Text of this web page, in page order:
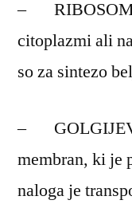
–
citoplazmi ali
so za sintezo
– GOLGIJEV
membran, ki je
naloga je